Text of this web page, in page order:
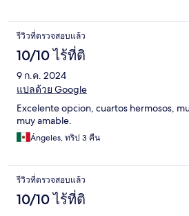
รีวิวที่ตรวจสอบแล้ว
10/10 ไร้ที่ติ
9 ก.ค. 2024
แปลด้วย Google
Excelente opcion, cuartos hermosos,
muy amable.
Ángeles, ทริป 3 คืน
รีวิวที่ตรวจสอบแล้ว
10/10 ไร้ที่ติ